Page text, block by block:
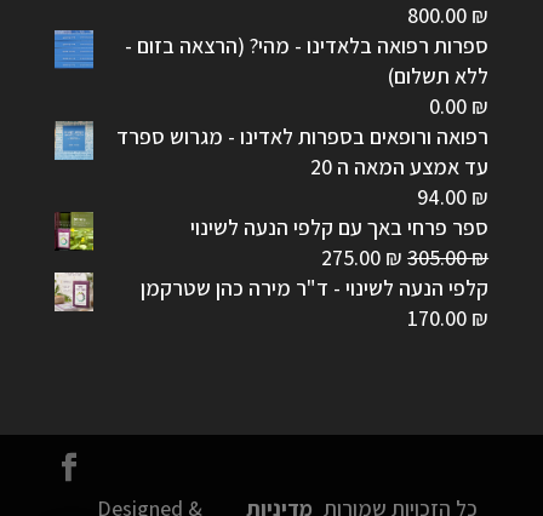
800.00 ₪
ספרות רפואה בלאדינו - מהי? (הרצאה בזום -
ללא תשלום)
0.00 ₪
רפואה ורופאים בספרות לאדינו - מגרוש ספרד
עד אמצע המאה ה 20
94.00 ₪
ספר פרחי באך עם קלפי הנעה לשינוי
305.00₪
המחיר
המקורי
275.00 ₪
המחיר
הנוכחי
קלפי הנעה לשינוי - ד"ר מירה כהן שטרקמן
170.00 ₪
כל הזכויות שמורות מדיניות Designed &